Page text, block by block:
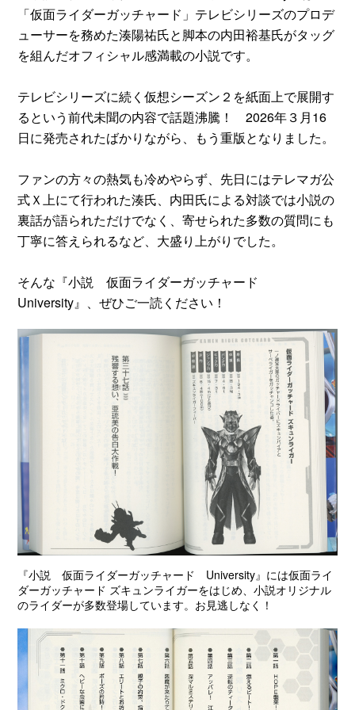
「仮面ライダーガッチャード」テレビシリーズのプロデ
ューサーを務めた湊陽祐氏と脚本の内田裕基氏がタッグ
を組んだオフィシャル感満載の小説です。
テレビシリーズに続く仮想シーズン２を紙面上で展開す
るという前代未聞の内容で話題沸騰！ 2026年３月16
日に発売されたばかりながら、もう重版となりました。
ファンの方々の熱気も冷めやらず、先日にはテレマガ公
式Ｘ上にて行われた湊氏、内田氏による対談では小説の
裏話が語られただけでなく、寄せられた多数の質問にも
丁寧に答えられるなど、大盛り上がりでした。
そんな『小説 仮面ライダーガッチャード
University』、ぜひご一読ください！
『小説 仮面ライダーガッチャード University』には仮面ライ
ダーガッチャード ズキュンライガーをはじめ、小説オリジナル
のライダーが多数登場しています。お見逃しなく！